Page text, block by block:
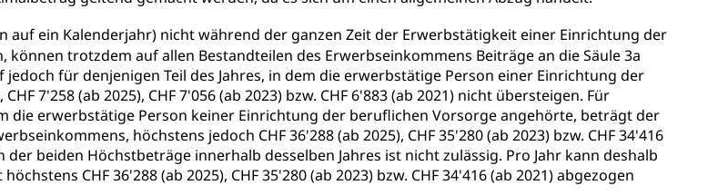
auf ein Kalenderjahr) nicht während der ganzen Zeit der Erwerbstätigkeit einer Einrichtung der
trotzdem auf allen Bestandteilen des Erwerbseinkommens Beiträge an die Säule 3a
für denjenigen Teil des Jahres, in dem die erwerbstätige Person einer Einrichtung der
7'258 (ab 2025), CHF 7'056 (ab 2023) bzw. CHF 6'883 (ab 2021) nicht übersteigen. Für
die erwerbstätige Person keiner Einrichtung der beruflichen Vorsorge angehörte, beträgt der
höchstens jedoch CHF 36'288 (ab 2025), CHF 35'280 (ab 2023) bzw. CHF 34'416
der beiden Höchstbeträge innerhalb desselben Jahres ist nicht zulässig. Pro Jahr kann deshalb
CHF 36'288 (ab 2025), CHF 35'280 (ab 2023) bzw. CHF 34'416 (ab 2021) abgezogen
und Wald) Natur- und Lanschaftsschutz (GEO-Portal rawi) Boden
Störfall
Luzern)